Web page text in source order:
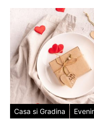
Casa si Gradina